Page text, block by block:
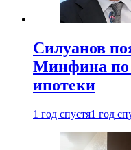
Силуанов
Минфина по
ипотеки
1 год спустя1 год